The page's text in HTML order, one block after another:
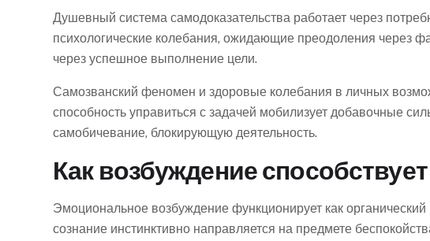
Душевный система самодоказательства работает через
психологические колебания, ожидающие преодоления через
через успешное выполнение цели.
Самозванский феномен и здоровые колебания в личных
способность управиться с задачей мобилизует добавочные
самобичевание, блокирующую деятельность.
Как возбуждение
Эмоциональное возбуждение функционирует как
сознание инстинктивно направляется на предмете